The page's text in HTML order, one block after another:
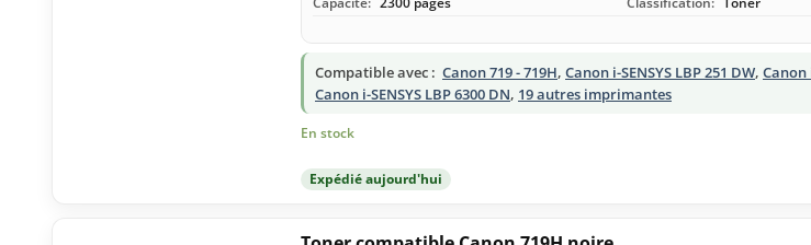
Compatible avec : Canon 719 - 719H, Canon i-SENSYS LBP 251 DW, Canon
Canon i-SENSYS LBP 6300 DN, 19 autres imprimantes
En stock
Expédié aujourd'hui